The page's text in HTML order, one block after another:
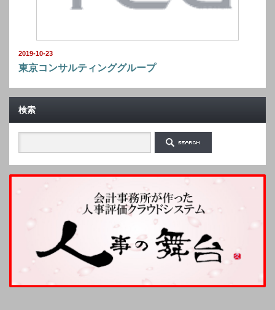
2019-10-23
東京コンサルティンググループ
検索